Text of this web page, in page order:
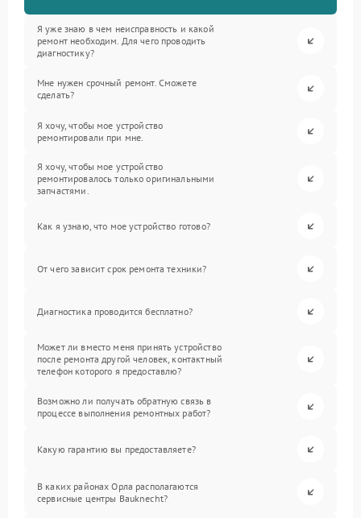
Я уже знаю в чем неисправность и какой
ремонт необходим. Для чего проводить
диагностику?
Мне нужен срочный ремонт. Сможете
сделать?
Я хочу, чтобы мое устройство
ремонтировали при мне.
Я хочу, чтобы мое устройство
ремонтировалось только оригинальными
запчастями.
Как я узнаю, что мое устройство готово?
От чего зависит срок ремонта техники?
Диагностика проводится бесплатно?
Может ли вместо меня принять устройство
после ремонта другой человек, контактный
телефон которого я предоставлю?
Возможно ли получать обратную связь в
процессе выполнения ремонтных работ?
Какую гарантию вы предоставляете?
В каких районах Орла располагаются
сервисные центры Bauknecht?